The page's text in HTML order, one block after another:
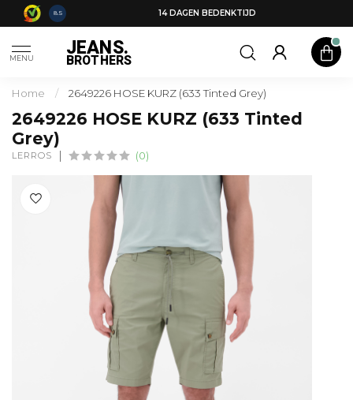
8.5 14 DAGEN BEDENKTIJD
MENU JEANS.
BROTHERS
Home / 2649226 HOSE KURZ (633 Tinted Grey)
2649226 HOSE KURZ (633 Tinted
Grey)
LERROS (0)